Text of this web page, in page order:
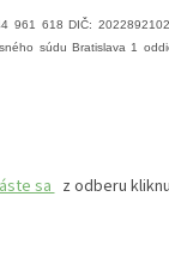
961 618 DIČ:
súdu Bratislava 1
sa z odberu